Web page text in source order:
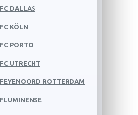
FC DALLAS
FC KÖLN
FC PORTO
FC UTRECHT
FEYENOORD ROTTERDAM
FLUMINENSE